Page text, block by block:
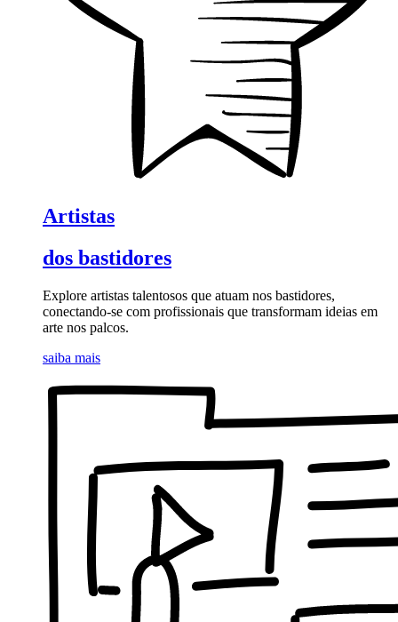
Artistas
dos bastidores
Explore artistas talentosos que atuam nos bastidores,
conectando-se com profissionais que transformam ideias em
arte nos palcos.
saiba mais